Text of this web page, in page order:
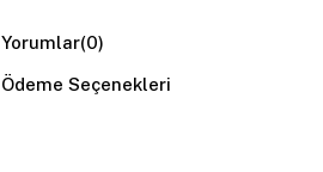
Yorumlar(0)
Ödeme Seçenekleri